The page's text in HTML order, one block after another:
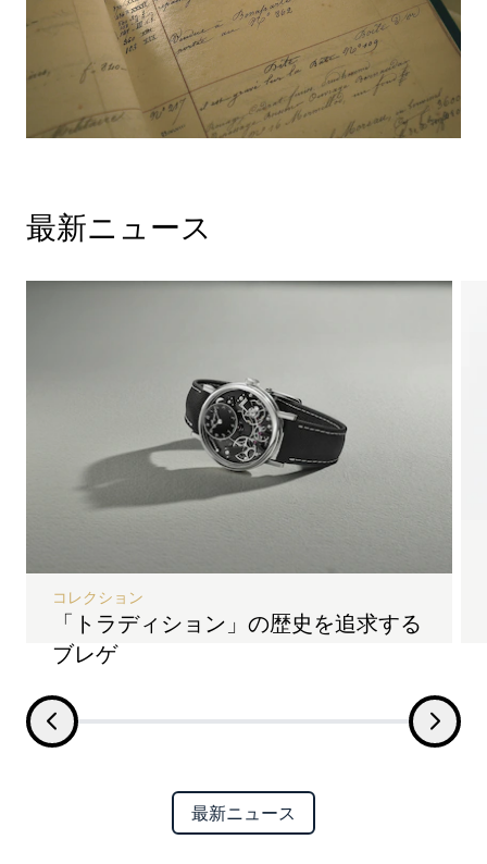
最新ニュース
「トラディション」の歴史を追求する
ブレゲ
コレクション
最新ニュース